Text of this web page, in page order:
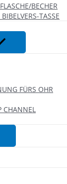
BECHER
TASSE
FÜRS OHR
CHANNEL